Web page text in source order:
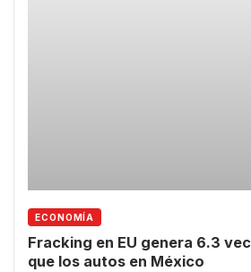
ECONOMÍA
Fracking en EU genera 6.3
que los autos en México